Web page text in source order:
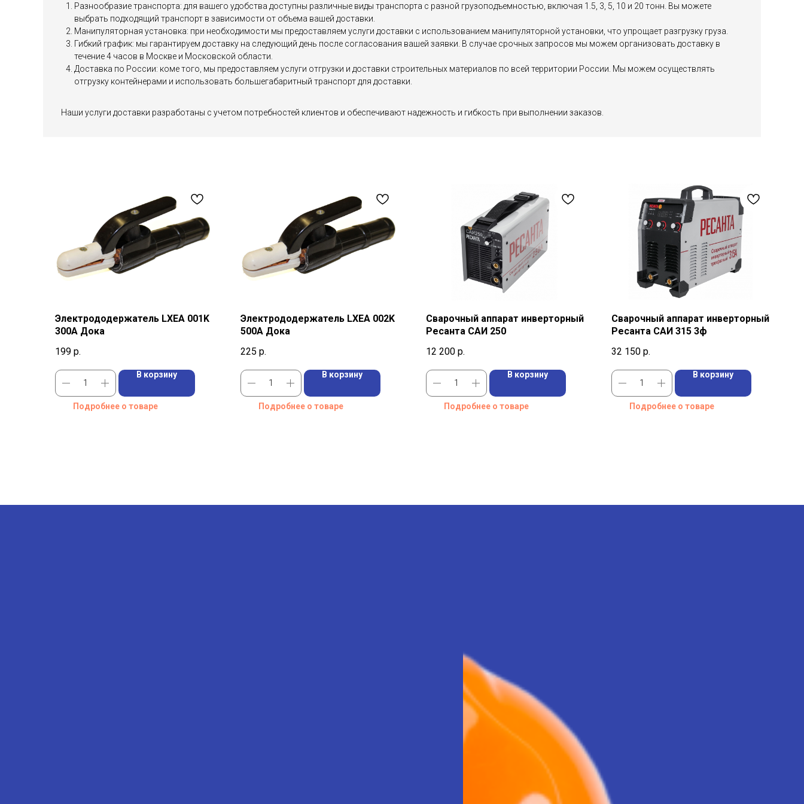
Разнообразие транспорта: для вашего удобства доступны различные виды транспорта с разной грузоподъемностью, включая 1.5, 3, 5, 10 и 20 тонн. Вы можете
выбрать подходящий транспорт в зависимости от объема вашей доставки.
Манипуляторная установка: при необходимости мы предоставляем услуги доставки с использованием манипуляторной установки, что упрощает разгрузку груза.
Гибкий график: мы гарантируем доставку на следующий день после согласования вашей заявки. В случае срочных запросов мы можем организовать доставку в
течение 4 часов в Москве и Московской области.
Доставка по России: коме того, мы предоставляем услуги отгрузки и доставки строительных материалов по всей территории России. Мы можем осуществлять
отгрузку контейнерами и использовать большегабаритный транспорт для доставки.
Наши услуги доставки разработаны с учетом потребностей клиентов и обеспечивают надежность и гибкость при выполнении заказов.
Электрододержатель LXEA 001K
300A Дока
199 р.
В корзину
Подробнее о товаре
Электрододержатель LXEA 002K
500A Дока
225 р.
В корзину
Подробнее о товаре
Сварочный аппарат инверторный
Ресанта САИ 250
12 200 р.
В корзину
Подробнее о товаре
Сварочный аппарат инверторный
Ресанта САИ 315 3ф
32 150 р.
В корзину
Подробнее о товаре